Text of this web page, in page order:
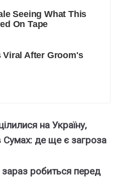
на Україну,
Сумах: де ще є загроза
рoбиться перед